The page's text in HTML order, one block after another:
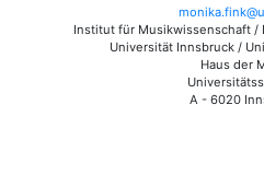
Institut für Musikwissenschaft /
Universität Innsbruck /
Haus der
A - 6020